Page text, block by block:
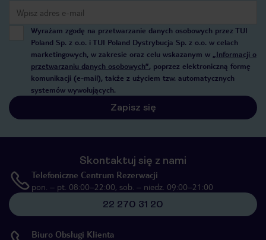
Wyrażam zgodę na przetwarzanie danych osobowych przez TUI
Poland Sp. z o.o. i TUI Poland Dystrybucja Sp. z o.o. w celach
marketingowych, w zakresie oraz celu wskazanym w „Informacji o
przetwarzaniu danych osobowych”, poprzez elektroniczną formę
komunikacji (e-mail), także z użyciem tzw. automatycznych
systemów wywołujących.
Zapisz się
Skontaktuj się z nami
Telefoniczne Centrum Rezerwacji
pon. – pt. 08:00–22:00, sob. – niedz. 09:00–21:00
22 270 31 20
Biuro Obsługi Klienta